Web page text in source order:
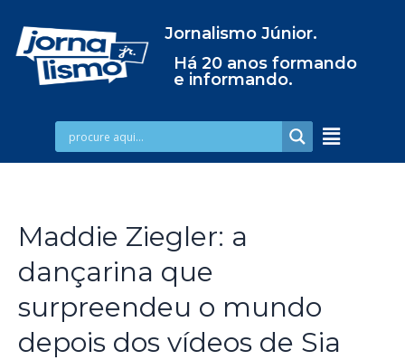
Jornalismo Júnior.
Há 20 anos formando
e informando.
Maddie Ziegler: a
dançarina que
surpreendeu o mundo
depois dos vídeos de Sia